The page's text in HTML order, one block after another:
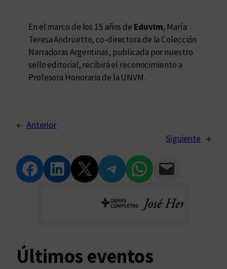
En el marco de los 15 años de Eduvim, María
Teresa Andruetto, co-directora de la Colección
Narradoras Argentinas, publicada por nuestro
sello editorial, recibirá el reconocimiento a
Profesora Honoraria de la UNVM.
← Anterior
Siguiente →
Compartir en Facebook Compartir en LinkedIn Compartir en Twitter Compartir en Telegram Compartir en WhatsApp Compartir vía Email
Últimos eventos